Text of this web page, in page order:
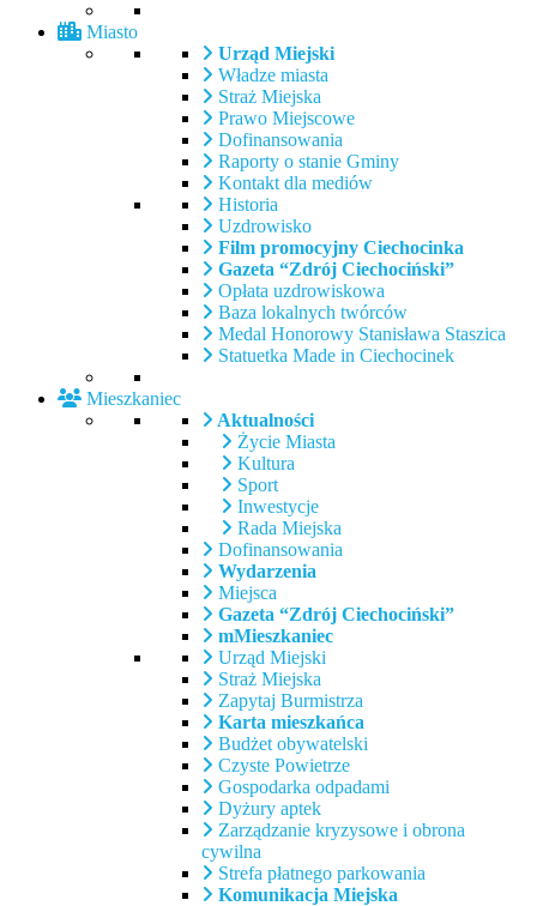
Miasto
Urząd Miejski
Władze miasta
Straż Miejska
Prawo Miejscowe
Dofinansowania
Raporty o stanie Gminy
Kontakt dla mediów
Historia
Uzdrowisko
Film promocyjny Ciechocinka
Gazeta “Zdrój Ciechociński”
Opłata uzdrowiskowa
Baza lokalnych twórców
Medal Honorowy Stanisława Staszica
Statuetka Made in Ciechocinek
Mieszkaniec
Aktualności
Życie Miasta
Kultura
Sport
Inwestycje
Rada Miejska
Dofinansowania
Wydarzenia
Miejsca
Gazeta “Zdrój Ciechociński”
mMieszkaniec
Urząd Miejski
Straż Miejska
Zapytaj Burmistrza
Karta mieszkańca
Budżet obywatelski
Czyste Powietrze
Gospodarka odpadami
Dyżury aptek
Zarządzanie kryzysowe i obrona
cywilna
Strefa płatnego parkowania
Komunikacja Miejska